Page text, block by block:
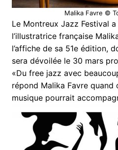
Malika Favre ©
Le Montreux Jazz Festival
l’illustratrice française
l’affiche de sa 51e édition,
sera dévoilée le 30 mars
«Du free jazz avec
répond Malika Favre quand
musique pourrait